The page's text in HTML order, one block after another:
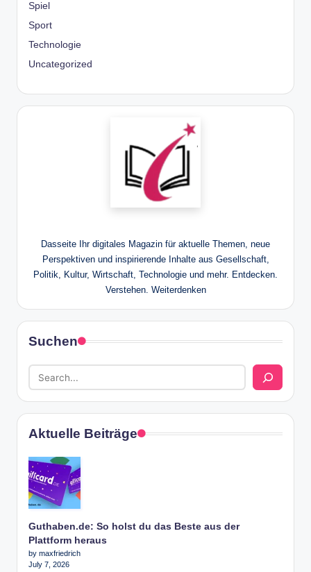
Spiel
Sport
Technologie
Uncategorized
Dasseite Ihr digitales Magazin für aktuelle Themen, neue
Perspektiven und inspirierende Inhalte aus Gesellschaft,
Politik, Kultur, Wirtschaft, Technologie und mehr. Entdecken.
Verstehen. Weiterdenken
Suchen
Aktuelle Beiträge
Guthaben.de: So holst du das Beste aus der
Plattform heraus
by maxfriedrich
July 7, 2026